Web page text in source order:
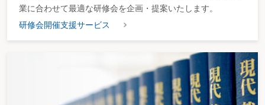
るとしている（図2参照）。
業に合わせて最適な研修会を企画・提案いたします。
研修会開催支援サービス